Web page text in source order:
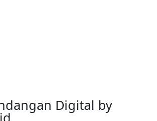
Digital by